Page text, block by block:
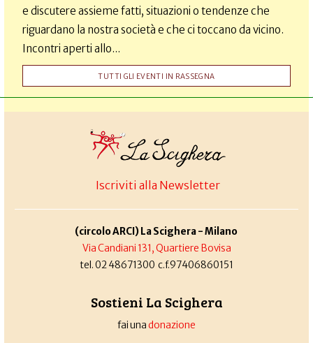
e discutere assieme fatti, situazioni o tendenze che
riguardano la nostra società e che ci toccano da vicino.
Incontri aperti allo...
TUTTI GLI EVENTI IN RASSEGNA
Iscriviti alla Newsletter
(circolo ARCI) La Scighera - Milano
Via Candiani 131, Quartiere Bovisa
tel. 02 48671300 c.f.97406860151
Sostieni La Scighera
fai unadonazione